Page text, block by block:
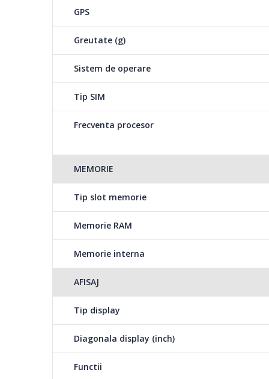
Baterie de 5020 mAh cu incarcare rapida de 30W
Bateria de 5020 mAh ofera pana la 147 de ore de
de navigare sau 13 ore de functionare atunci cand te
asigura o incarcare rapida si eficienta.
GPS
Greutate (g)
Sistem de operare
Tip SIM
Frecventa procesor
MEMORIE
Tip slot memorie
Memorie RAM
Memorie interna
AFISAJ
Tip display
Diagonala display (inch)
Functii